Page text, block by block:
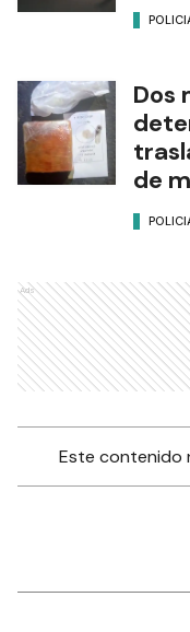
Dos
de
Ads
Este contenido